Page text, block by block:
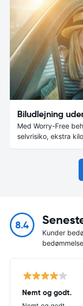
Biludlejning
Med Worry-Free
selvrisiko, ekstra
8.4
Kunder
Nemt og godt.